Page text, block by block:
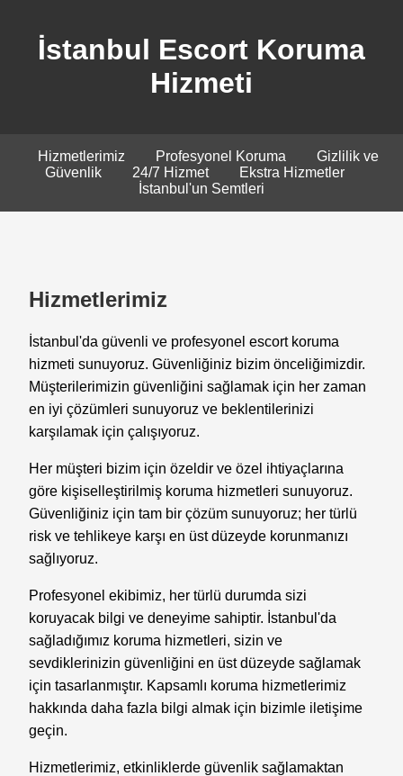
İstanbul Escort Koruma
Hizmeti
Hizmetlerimiz Profesyonel Koruma
Gizlilik ve
Güvenlik
24/7 Hizmet
Ekstra Hizmetler
İstanbul'un Semtleri
Hizmetlerimiz
İstanbul'da güvenli ve profesyonel escort koruma
hizmeti sunuyoruz. Güvenliğiniz bizim önceliğimizdir.
Müşterilerimizin güvenliğini sağlamak için her zaman
en iyi çözümleri sunuyoruz ve beklentilerinizi
karşılamak için çalışıyoruz.
Her müşteri bizim için özeldir ve özel ihtiyaçlarına
göre kişiselleştirilmiş koruma hizmetleri sunuyoruz.
Güvenliğiniz için tam bir çözüm sunuyoruz; her türlü
risk ve tehlikeye karşı en üst düzeyde korunmanızı
sağlıyoruz.
Profesyonel ekibimiz, her türlü durumda sizi
koruyacak bilgi ve deneyime sahiptir. İstanbul'da
sağladığımız koruma hizmetleri, sizin ve
sevdiklerinizin güvenliğini en üst düzeyde sağlamak
için tasarlanmıştır. Kapsamlı koruma hizmetlerimiz
hakkında daha fazla bilgi almak için bizimle iletişime
geçin.
Hizmetlerimiz, etkinliklerde güvenlik sağlamaktan